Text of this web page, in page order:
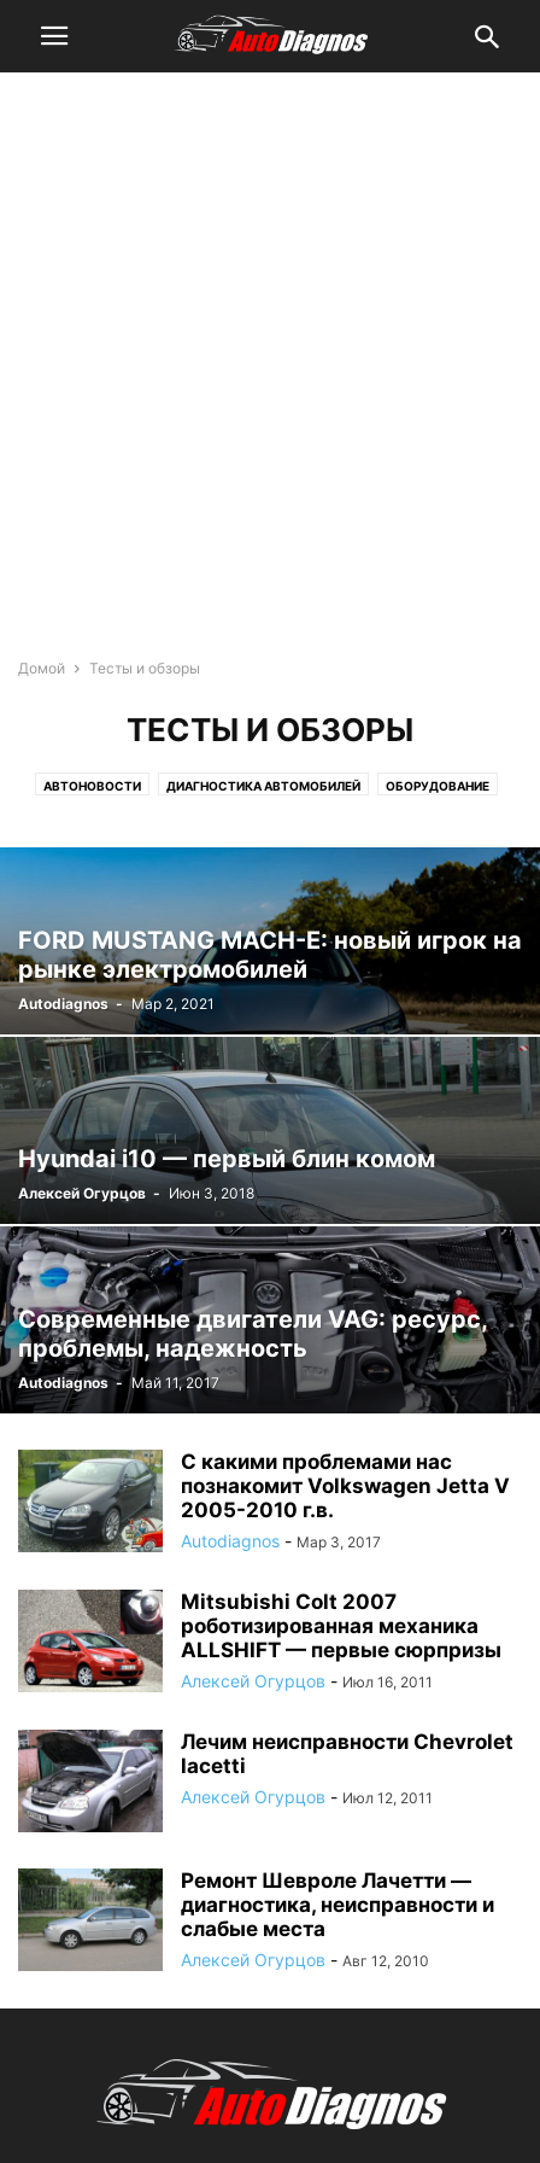
Домой Тесты и обзоры
ТЕСТЫ И ОБЗОРЫ
АВТОНОВОСТИ ДИАГНОСТИКА АВТОМОБИЛЕЙ ОБОРУДОВАНИЕ
FORD MUSTANG MACH-E: новый игрок на
рынке электромобилей
Autodiagnos - Мар 2, 2021
Hyundai i10 — первый блин комом
Алексей Огурцов - Июн 3, 2018
Современные двигатели VAG: ресурс,
проблемы, надежность
Autodiagnos - Май 11, 2017
С какими проблемами нас
познакомит Volkswagen Jetta V
2005-2010 г.в.
Autodiagnos - Мар 3, 2017
Mitsubishi Colt 2007
роботизированная механика
ALLSHIFT — первые сюрпризы
Алексей Огурцов - Июл 16, 2011
Лечим неисправности Chevrolet
lacetti
Алексей Огурцов - Июл 12, 2011
Ремонт Шевроле Лачетти —
диагностика, неисправности и
слабые места
Алексей Огурцов - Авг 12, 2010